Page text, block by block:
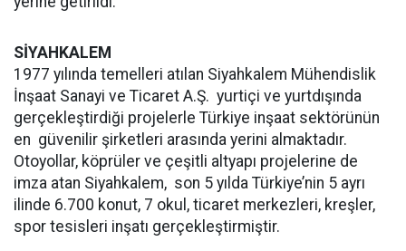
SİYAHKALEM
1977 yılında temelleri atılan Siyahkalem Mühendislik
İnşaat Sanayi ve Ticaret A.Ş. yurtiçi ve yurtdışında
gerçekleştirdiği projelerle Türkiye inşaat sektörünün
en güvenilir şirketleri arasında yerini almaktadır.
Otoyollar, köprüler ve çeşitli altyapı projelerine de
imza atan Siyahkalem, son 5 yılda Türkiye’nin 5 ayrı
ilinde 6.700 konut, 7 okul, ticaret merkezleri, kreşler,
spor tesisleri inşatı gerçekleştirmiştir.